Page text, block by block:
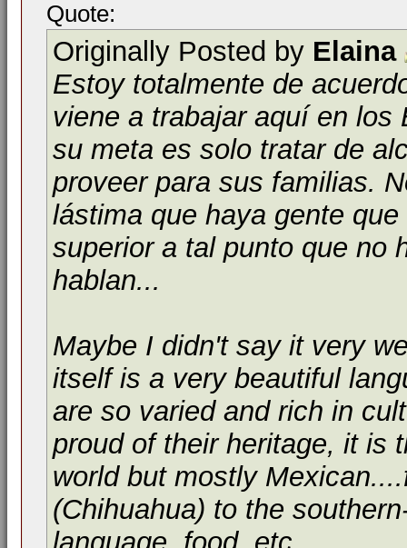
Quote:
Originally Posted by Elaina
Estoy totalmente de
viene a trabajar aquí en
su meta es solo tratar de
proveer para sus familias.
lástima que haya gente
superior a tal punto que no
hablan...
Maybe I didn't say it very
itself is a very beautiful
are so varied and rich in
proud of their heritage, it is
world but mostly
(Chihuahua) to the